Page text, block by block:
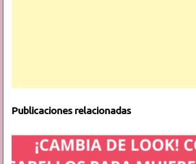
Publicaciones relacionadas